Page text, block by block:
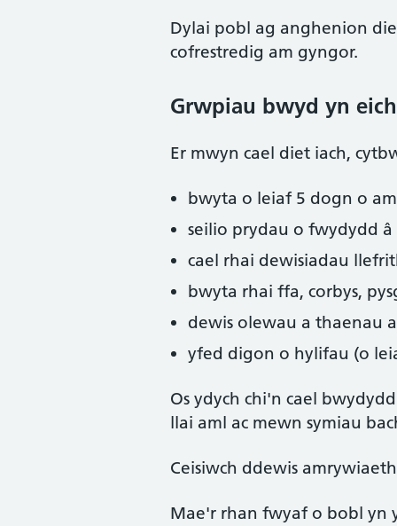
Dylai pobl ag anghenion
cofrestredig am gyngor.
Grwpiau bwyd yn
Er mwyn cael diet iach,
bwyta o leiaf 5 dogn o
seilio prydau o fwydydd â
cael rhai dewisiadau
bwyta rhai ffa, corbys,
dewis olewau a thaenau
yfed digon o hylifau (o
Os ydych chi'n cael
llai aml ac mewn symiau
Ceisiwch ddewis
Mae'r rhan fwyaf o bobl yn